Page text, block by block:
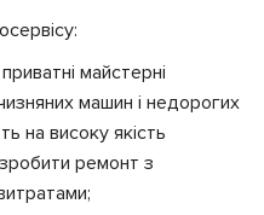
приватні майстерні
машин і недорогих
на високу якість
ремонт з